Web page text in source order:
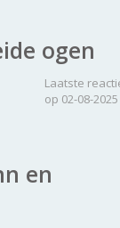
ogen
Laatste
op 02-08-2025
en